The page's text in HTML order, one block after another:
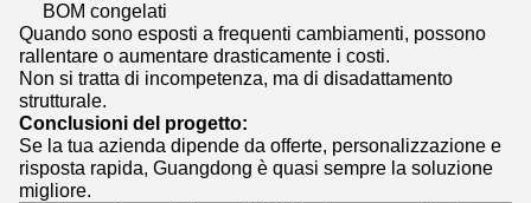
BOM congelati
Quando sono esposti a frequenti cambiamenti, possono
rallentare o aumentare drasticamente i costi.
Non si tratta di incompetenza, ma di disadattamento
strutturale.
Conclusioni del progetto:
Se la tua azienda dipende da offerte, personalizzazione e
risposta rapida, Guangdong è quasi sempre la soluzione
migliore.